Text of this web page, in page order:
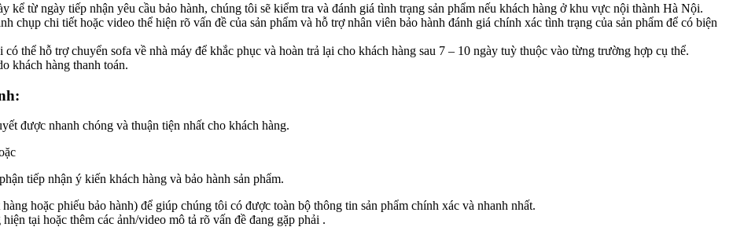
kể từ ngày tiếp nhận yêu cầu bảo hành, chúng tôi sẽ kiểm tra và đánh giá tình trạng sản phẩm nếu khách hàng ở khu vực nội thành Hà Nội.
chi tiết hoặc video thể hiện rõ vấn đề của sản phẩm và hỗ trợ nhân viên bảo hành đánh giá chính xác tình trạng của sản phẩm để có biện
thể hỗ trợ chuyển sofa về nhà máy để khắc phục và hoàn trả lại cho khách hàng sau 7 – 10 ngày tuỳ thuộc vào từng trường hợp cụ thể.
khách hàng thanh toán.
được nhanh chóng và thuận tiện nhất cho khách hàng.
tiếp nhận ý kiến khách hàng và bảo hành sản phẩm.
hoặc phiếu bảo hành) để giúp chúng tôi có được toàn bộ thông tin sản phẩm chính xác và nhanh nhất.
tại hoặc thêm các ảnh/video mô tả rõ vấn đề đang gặp phải .